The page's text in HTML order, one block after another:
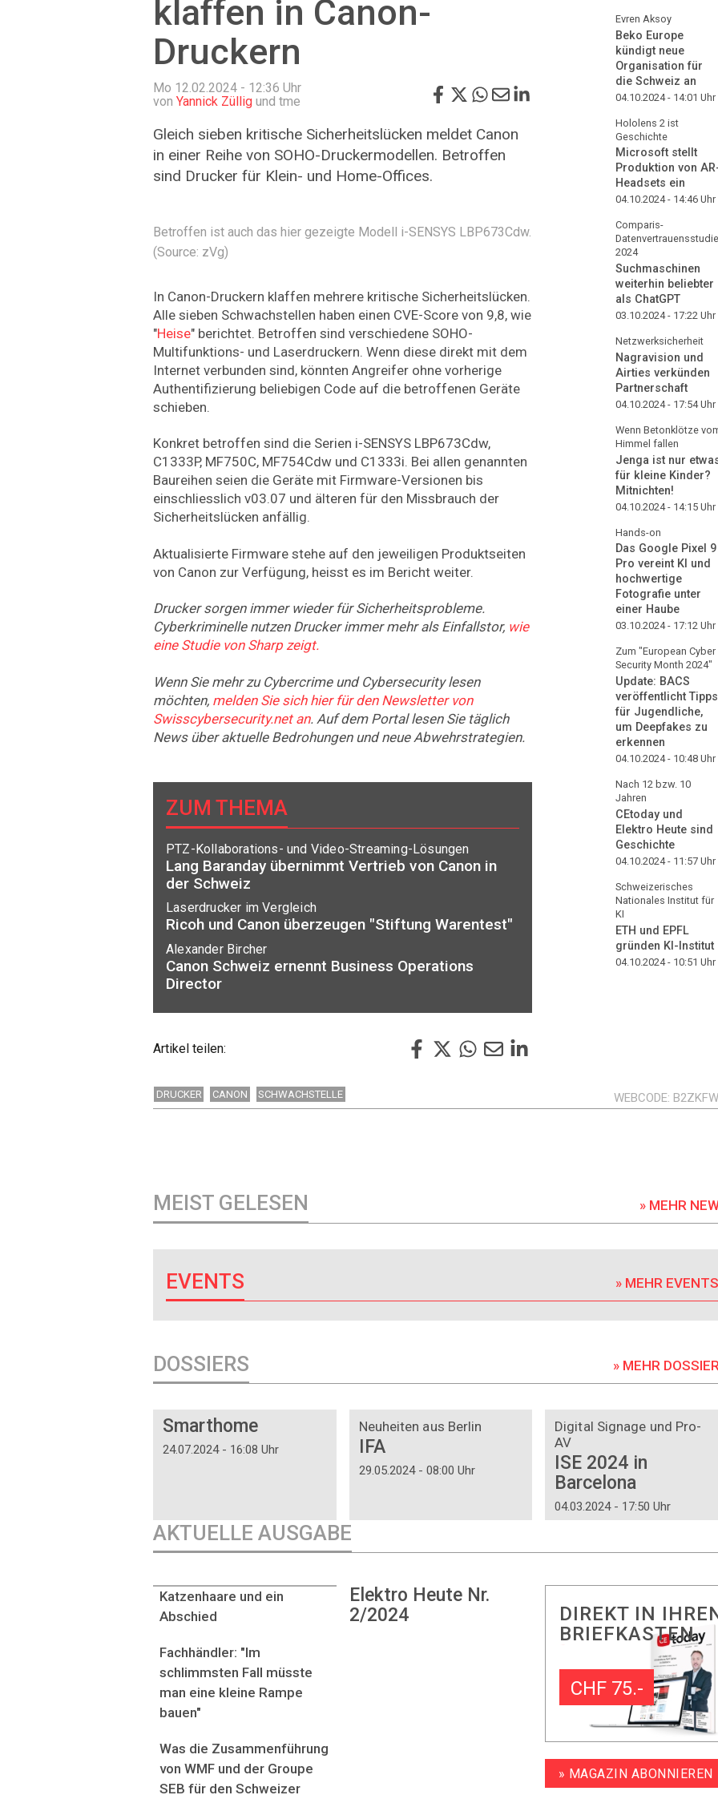
klaffen in Canon-
Druckern
Mo 12.02.2024 - 12:36 Uhr
von Yannick Züllig und tme
Gleich sieben kritische Sicherheitslücken meldet Canon
in einer Reihe von SOHO-Druckermodellen. Betroffen
sind Drucker für Klein- und Home-Offices.
Betroffen ist auch das hier gezeigte Modell i-SENSYS LBP673Cdw.
(Source: zVg)
In Canon-Druckern klaffen mehrere kritische Sicherheitslücken.
Alle sieben Schwachstellen haben einen CVE-Score von 9,8, wie
"Heise" berichtet. Betroffen sind verschiedene SOHO-
Multifunktions- und Laserdruckern. Wenn diese direkt mit dem
Internet verbunden sind, könnten Angreifer ohne vorherige
Authentifizierung beliebigen Code auf die betroffenen Geräte
schieben.
Konkret betroffen sind die Serien i-SENSYS LBP673Cdw,
C1333P, MF750C, MF754Cdw und C1333i. Bei allen genannten
Baureihen seien die Geräte mit Firmware-Versionen bis
einschliesslich v03.07 und älteren für den Missbrauch der
Sicherheitslücken anfällig.
Aktualisierte Firmware stehe auf den jeweiligen Produktseiten
von Canon zur Verfügung, heisst es im Bericht weiter.
Drucker sorgen immer wieder für Sicherheitsprobleme.
Cyberkriminelle nutzen Drucker immer mehr als Einfallstor, wie
eine Studie von Sharp zeigt.
Wenn Sie mehr zu Cybercrime und Cybersecurity lesen
möchten, melden Sie sich hier für den Newsletter von
Swisscybersecurity.net an. Auf dem Portal lesen Sie täglich
News über aktuelle Bedrohungen und neue Abwehrstrategien.
ZUM THEMA
PTZ-Kollaborations- und Video-Streaming-Lösungen
Lang Baranday übernimmt Vertrieb von Canon in
der Schweiz
Laserdrucker im Vergleich
Ricoh und Canon überzeugen "Stiftung Warentest"
Alexander Bircher
Canon Schweiz ernennt Business Operations
Director
Artikel teilen:
Evren Aksoy
Beko Europe
kündigt neue
Organisation für
die Schweiz an
04.10.2024 - 14:01 Uhr
Hololens 2 ist
Geschichte
Microsoft stellt
Produktion von
Headsets ein
04.10.2024 - 14:46 Uhr
Comparis-
Datenvertrauensstudie
2024
Suchmaschinen
weiterhin beliebter
als ChatGPT
03.10.2024 - 17:22 Uhr
Netzwerksicherheit
Nagravision und
Airties verkünden
Partnerschaft
04.10.2024 - 17:54Uhr
Wenn Betonklötze
Himmel fallen
Jenga ist nur
für kleine Kinder?
Mitnichten!
04.10.2024 - 14:15 Uhr
Hands-on
Das Google Pixel 9
Pro vereint KI und
hochwertige
Fotografie unter
einer Haube
03.10.2024 - 17:12 Uhr
Zum "European Cyber
Security Month 2024"
Update: BACS
veröffentlicht Tipps
für Jugendliche,
um Deepfakes zu
erkennen
04.10.2024 - 10:48 Uhr
Nach 12 bzw. 10
Jahren
CEtoday und
Elektro Heute sind
Geschichte
04.10.2024 - 11:57 Uhr
Schweizerisches
Nationales Institut für
KI
ETH und EPFL
gründen KI-Institut
04.10.2024 - 10:51 Uhr
DRUCKER CANON SCHWACHSTELLE WEBCODE
MEIST GELESEN » MEHR
EVENTS » MEHR EVENTS
DOSSIERS » MEHR
Smarthome
24.07.2024 - 16:08 Uhr
Neuheiten aus Berlin
IFA
29.05.2024 - 08:00 Uhr
Digital Signage und Pro-
AV
ISE 2024 in
Barcelona
04.03.2024 - 17:50 Uhr
AKTUELLE AUSGABE
Elektro Heute Nr.
2/2024
Katzenhaare und ein
Abschied
Fachhändler: "Im
schlimmsten Fall müsste
man eine kleine Rampe
bauen"
Was die Zusammenführung
von WMF und der Groupe
SEB für den Schweizer
DIREKT IN
BRIEFKASTEN
CHF 75.-
» MAGAZIN ABONNIEREN